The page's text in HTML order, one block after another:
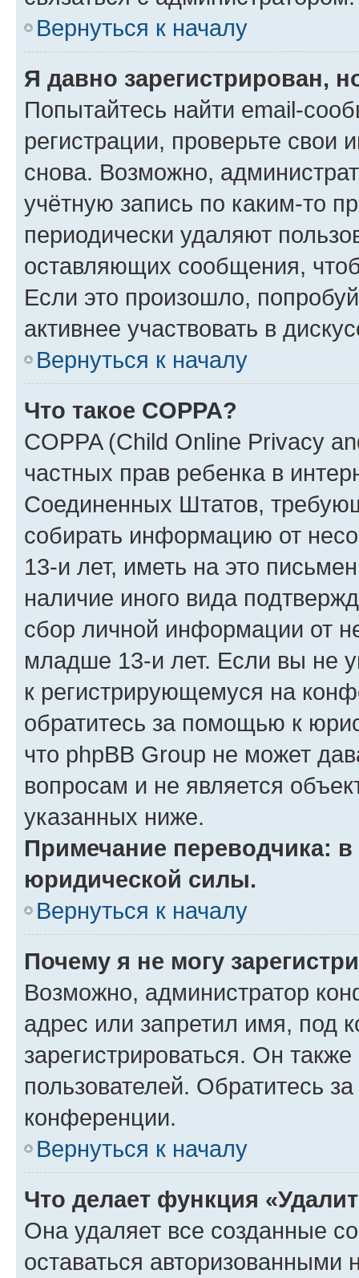
Вернуться к началу
Я давно зарегистрирован,
Попытайтесь найти email-
регистрации, проверьте свои
снова. Возможно,
учётную запись по каким-то
периодически удаляют
оставляющих сообщения,
Если это произошло,
активнее участвовать в
Вернуться к началу
Что такое COPPA?
COPPA (Child Online Privacy
частных прав ребенка в
Соединенных Штатов,
собирать информацию от
13-и лет, иметь на это
наличие иного вида
сбор личной информации от
младше 13-и лет. Если вы не
к регистрирующемуся на
обратитесь за помощью к
что phpBB Group не может
вопросам и не является
указанных ниже.
Примечание переводчика:
юридической силы.
Вернуться к началу
Почему я не могу
Возможно, администратор
адрес или запретил имя, под
зарегистрироваться. Он
пользователей. Обратитесь
конференции.
Вернуться к началу
Что делает функция
Она удаляет все созданные
оставаться авторизованными